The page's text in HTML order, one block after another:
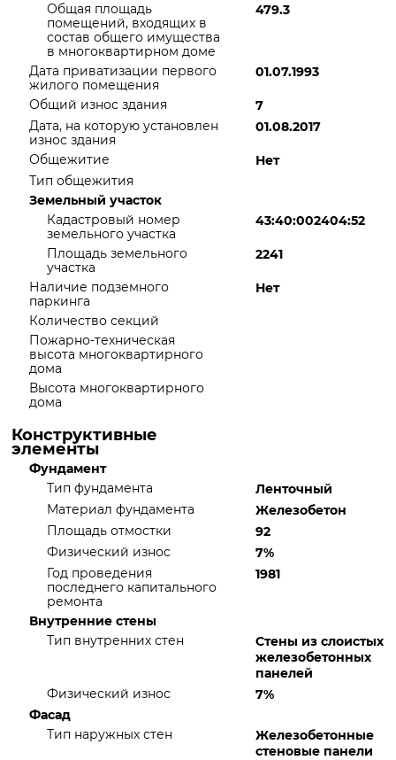
Общая площадь
помещений, входящих в
состав общего имущества
в многоквартирном доме
479.3
Дата приватизации первого
жилого помещения
01.07.1993
Общий износ здания
7
Дата, на которую установлен
износ здания
01.08.2017
Общежитие
Нет
Тип общежития
Земельный участок
Кадастровый номер
земельного участка
43:40:002404:52
Площадь земельного
участка
2241
Наличие подземного
паркинга
Нет
Количество секций
Пожарно-техническая
высота многоквартирного
дома
Высота многоквартирного
дома
Конструктивные
элементы
Фундамент
Тип фундамента
Ленточный
Материал фундамента
Железобетон
Площадь отмостки
92
Физический износ
7%
Год проведения
последнего капитального
ремонта
1981
Внутренние стены
Тип внутренних стен
Стены из слоистых
железобетонных
панелей
Физический износ
7%
Фасад
Тип наружных стен
Железобетонные
стеновые панели